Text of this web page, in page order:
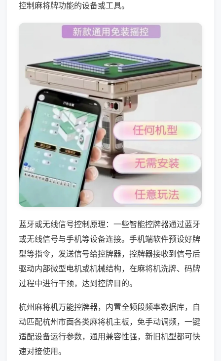
控制麻将牌功能的设备或工具。
蓝牙或无线信号控制原理：一些智能控牌器通过蓝牙
或无线信号与手机等设备连接。手机端软件预设好牌
型等指令，发送信号给控牌器，控牌器接收到信号后
驱动内部微型电机或机械结构，在麻将机洗牌、码牌
过程中进行干预，达到控牌目的。
杭州麻将机万能控牌器，内置全频段频率数据库，自
动匹配杭州市面各类麻将机主板，免手动调频，一键
适配设备运行参数，通用兼容性强，新旧机型都可快
速对接使用。